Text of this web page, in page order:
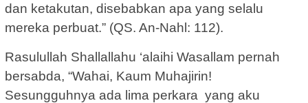
dan ketakutan, disebabkan apa yang selalu
mereka perbuat.” (QS. An-Nahl: 112).
Rasulullah Shallallahu ‘alaihi Wasallam pernah
bersabda, “Wahai, Kaum Muhajirin!
Sesungguhnya ada lima perkara yang aku